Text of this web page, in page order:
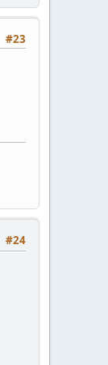
#23
#24